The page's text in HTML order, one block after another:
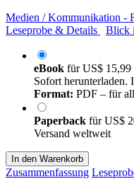
Medien / Kommunikation -
Leseprobe & Details
Blick
eBook fürUS$ 15,99
Sofort herunterladen.
Format: PDF – für
Paperback fürUS$
Versand weltweit
In den Warenkorb
Zusammenfassung